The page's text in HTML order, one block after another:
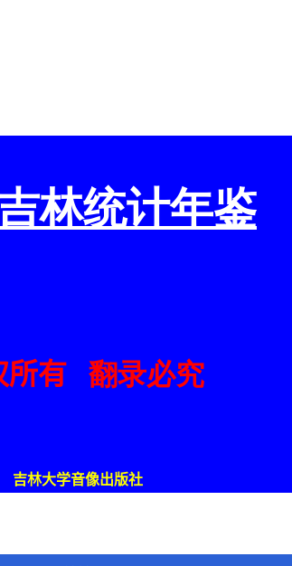
林统计年鉴
所有 翻录必究
吉林大学音像出版社